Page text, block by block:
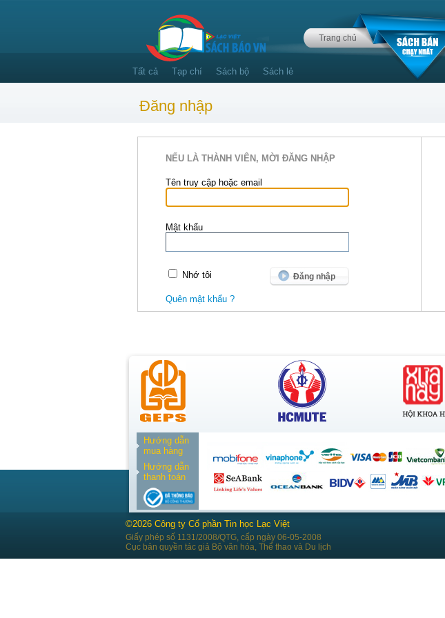
Trang chủ
Tất cả Tạp chí Sách bộ Sách lẻ
Đăng nhập
NẾU LÀ THÀNH VIÊN, MỜI ĐĂNG NHẬP
Tên truy cập hoặc email
Mật khẩu
Nhớ tôi
Quên mật khẩu ?
Hướng dẫn
mua hàng
Hướng dẫn
thanh toán
©2026 Công ty Cổ phần Tin học Lạc Việt
Giấy phép số 1131/2008/QTG, cấp ngày 06-05-2008
Cục bản quyền tác giả Bộ văn hóa, Thể thao và Du lịch